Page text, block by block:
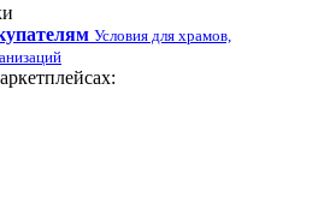
Условия для храмов,